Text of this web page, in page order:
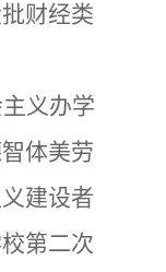
财经类
义办学
体美劳
建设者
第二次